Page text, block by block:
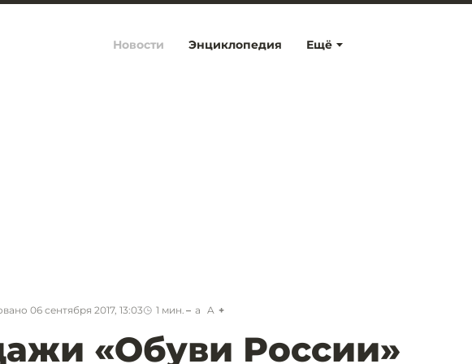
Ещё
Новости Энциклопедия
06 сентября 2017, 13:03 1 мин. a A
«Обуви России»